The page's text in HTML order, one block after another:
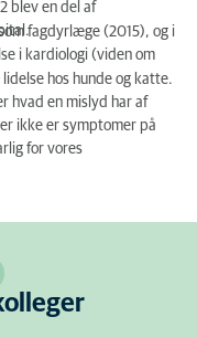
blev en del af
fagdyrlæge (2015), og i
i kardiologi (viden om
hos hunde og katte.
hvad en mislyd har af
ikke er symptomer på
for vores